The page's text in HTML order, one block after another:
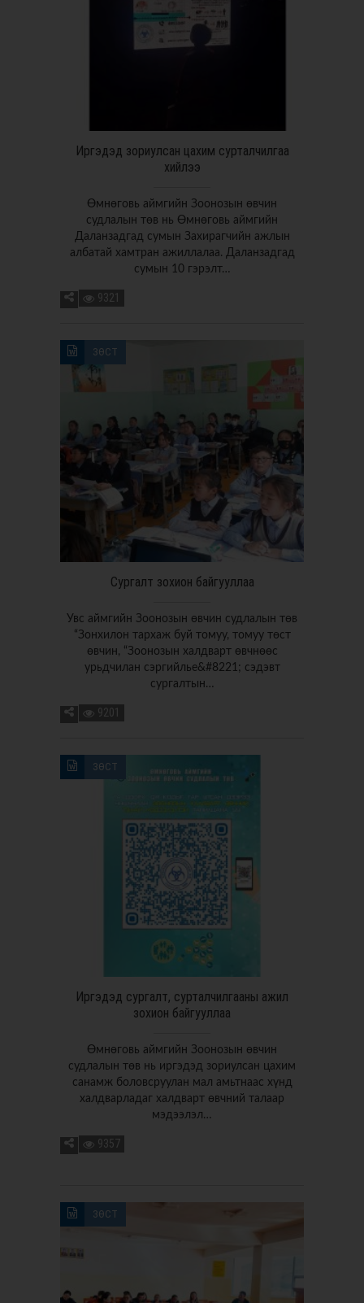
Иргэдэд зориулсан цахим сурталчилгаа
хийлээ
Өмнөговь аймгийн Зоонозын өвчин
судлалын төв нь Өмнөговь аймгийн
Даланзадгад сумын Захирагчийн ажлын
албатай хамтран ажиллалаа. Даланзадгад
сумын 10 гэрэлт…
9321
ЗӨСТ
Сургалт зохион байгууллаа
Увс аймгийн Зоонозын өвчин судлалын төв
“Зонхилон тархаж буй томуу, томуу төст
өвчин, “Зоонозын халдварт өвчнөөс
урьдчилан сэргийлье&#8221; сэдэвт
сургалтын…
9201
ЗӨСТ
Иргэдэд сургалт, сурталчилгааны ажил
зохион байгууллаа
Өмнөговь аймгийн Зоонозын өвчин
судлалын төв нь иргэдэд зориулсан цахим
санамж боловсруулан мал амьтнаас хүнд
халдварладаг халдварт өвчний талаар
мэдээлэл…
9357
ЗӨСТ